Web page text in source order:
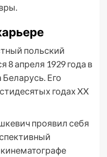
польский
8 апреля 1929 года в
Его
годах XX
проявил себя